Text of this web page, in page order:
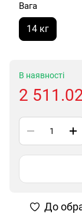
Вага
14 кг
В наявності
2
До